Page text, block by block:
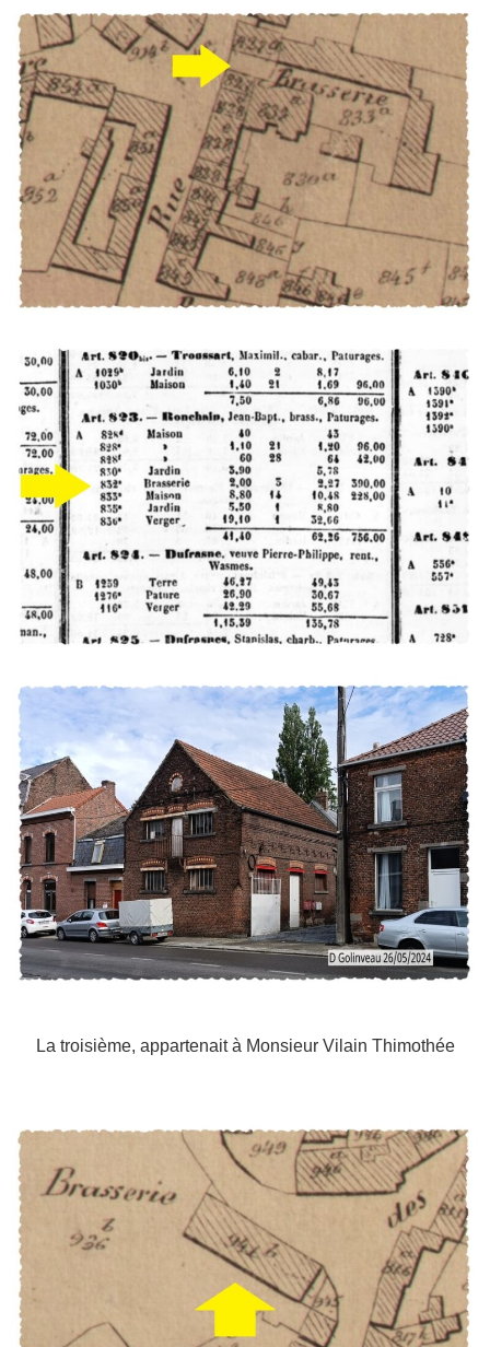
La troisième, appartenait à Monsieur Vilain Thimothée